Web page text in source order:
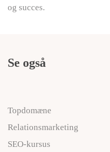
og succes.
Se også
Topdomæne
Relationsmarketing
SEO-kursus